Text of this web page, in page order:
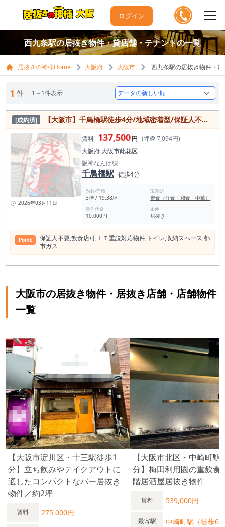
ログイン
西九条駅の居抜き物件・貸店舗・テナントの一覧
居抜きの神様Home 大阪府 大阪市 西九条駅の居抜き物件・
1 件 1～1件表示
[成約済] 【大阪市】千⿃橋駅徒歩4分/地域密着型/保証人不要/15万以下/店舗付き住居物件
2026年03月11日
賃料 137,500円 (坪@ 7,094円)
大阪府 大阪市此花区
阪神なんば線
千鳥橋駅 徒歩4分
階数/面積
3階 / 19.38坪
現業態
定食（洋食・和食・中華）
造作代金
10,000円
条件
居抜き
Point
保証⼈不要,飲⾷店可,ＩＴ重説対応物件,トイレ,収納スペース,都
市ガス
大阪市の居抜き物件・居抜き店舗・店舗物件
一覧
【大阪市淀川区・十三駅徒歩1
分】立ち飲みやテイクアウトに
適したコンパクトなバー居抜き
物件／約2坪
賃料 275,000円
【大阪市北区・中崎町駅
分】梅田利用圏の重飲食
階居酒屋居抜き物件
賃料 539,000円
最寄駅 中崎町駅（徒歩6